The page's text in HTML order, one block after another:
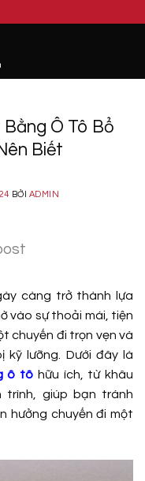
Ô Tô Bổ
Biết
BỞI ADMIN
càng trở thành lựa
vào sự thoải mái, tiện
chuyến đi trọn vẹn và
lưỡng. Dưới đây là
ô tô hữu ích, từ khâu
trình, giúp bạn tránh
hưởng chuyến đi một